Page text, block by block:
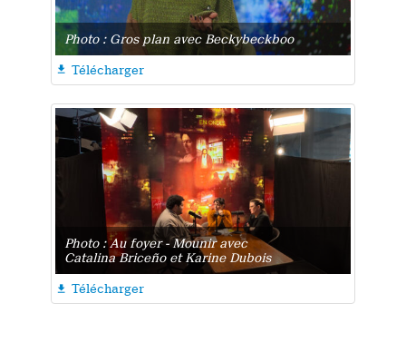
Photo : Gros plan avec Beckybeckboo
 Télécharger
Photo : Au foyer - Mounir avec
Catalina Briceño et Karine Dubois
 Télécharger